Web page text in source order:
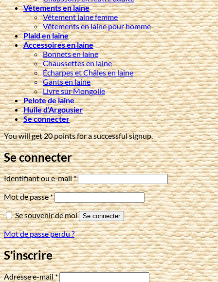
Vêtements en laine
Vêtement laine femme
Vêtements en laine pour homme
Plaid en laine
Accessoires en laine
Bonnets en laine
Chaussettes en laine
Écharpes et Châles en laine
Gants en laine
Livre sur Mongolie
Pelote de laine
Huile d’Argousier
Se connecter
You will get 20 points for a successful signup.
Se connecter
Identifiant ou e-mail*Obligatoire
Mot de passe*Obligatoire
Se souvenir de moi Se connecter
Mot de passe perdu ?
S’inscrire
Adresse e-mail*Obligatoire